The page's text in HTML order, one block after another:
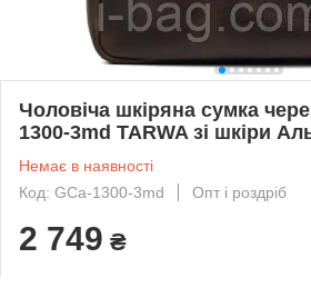
Чоловіча шкіряна сумка
1300-3md TARWA зі шкіри
Немає в наявності
Код: GCa-1300-3md
Опт і роздріб
2 749 ₴